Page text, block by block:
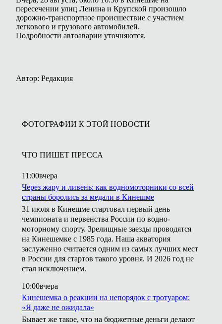
пересечении улиц Ленина и Крупской произошло
дорожно-транспортное происшествие с участием
легкового и грузового автомобилей.
Подробности автоаварии уточняются.
Автор: Редакция
ФОТОГРАФИИ К ЭТОЙ НОВОСТИ
ЧТО ПИШЕТ ПРЕССА
11:00вчера
Через жару и ливень: как водномоторники со всей
страны боролись за медали в Кинешме
31 июля в Кинешме стартовал первый день
чемпионата и первенства России по водно-
моторному спорту. Зрелищные заезды проводятся
на Кинешемке с 1985 года. Наша акватория
заслуженно считается одним из самых лучших мест
в России для стартов такого уровня. И 2026 год не
стал исключением.
10:00вчера
Кинешемка о реакции на непорядок с тротуаром:
«Я даже не ожидала»
Бывает же такое, что на бюджетные деньги делают